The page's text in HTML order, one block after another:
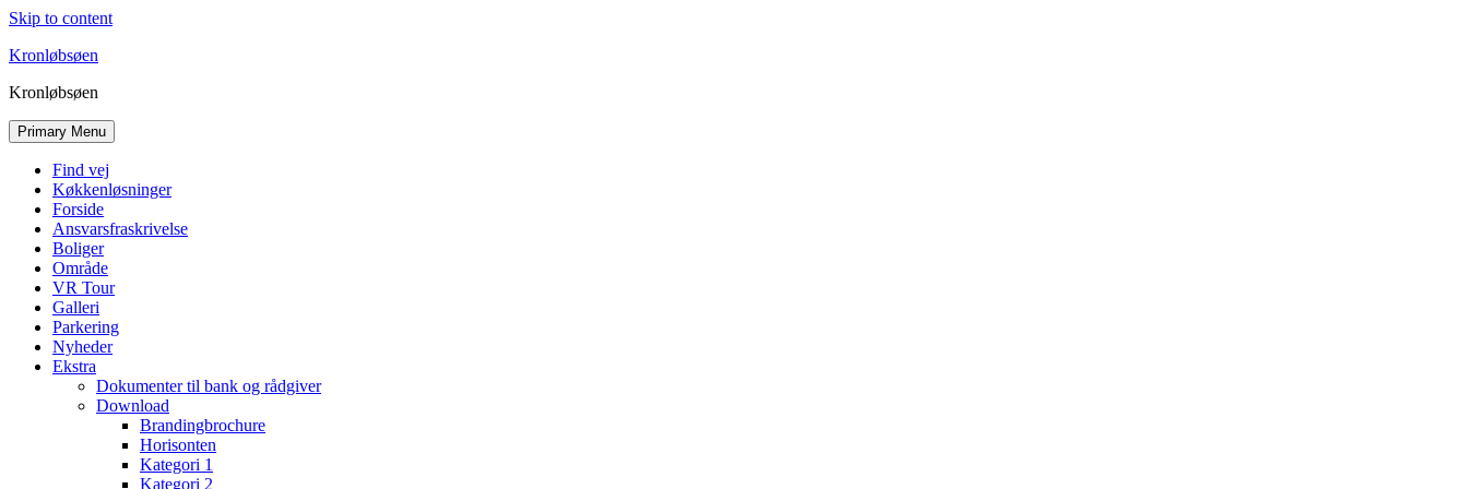
Skip to content
Kronløbsøen
Kronløbsøen
Primary Menu
Find vej
Køkkenløsninger
Forside
Ansvarsfraskrivelse
Boliger
Område
VR Tour
Galleri
Parkering
Nyheder
Ekstra
Dokumenter til bank og rådgiver
Download
Brandingbrochure
Horisonten
Kategori 1
Kategori 2